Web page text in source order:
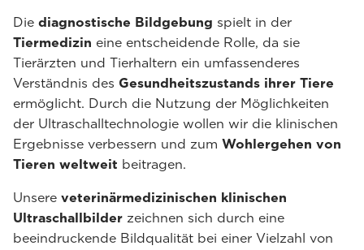
Die diagnostische Bildgebung spielt in der
Tiermedizin eine entscheidende Rolle, da sie
Tierärzten und Tierhaltern ein umfassenderes
Verständnis des Gesundheitszustands ihrer Tiere
ermöglicht. Durch die Nutzung der Möglichkeiten
der Ultraschalltechnologie wollen wir die klinischen
Ergebnisse verbessern und zum Wohlergehen von
Tieren weltweit beitragen.
Unsere veterinärmedizinischen klinischen
Ultraschallbilder zeichnen sich durch eine
beeindruckende Bildqualität bei einer Vielzahl von